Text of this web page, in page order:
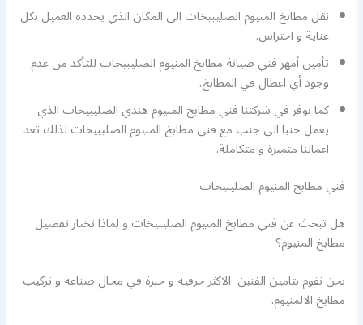
نقل مطابخ المنيوم الصليبيخات الى المكان الذي يحدده العميل بكل
عناية و احتراس.
تأمين أمهر فني صيانة مطابخ المنيوم الصليبيخات للتأكد من عدم
وجود أي اعطال في المطابخ.
كما نوفر في شركتنا فني مطابخ المنيوم هندي الصليبيخات الذي
يعمل جنبا الى جنب مع فني مطابخ المنيوم الصليبيخات لذلك تعد
اعمالنا متميزة و متكاملة.
فني مطابخ المنيوم الصليبيخات
هل تبحث عن فني مطابخ المنيوم الصليبيخات و لماذا تختار تفصيل
مطابخ المنيوم؟
نحن نقوم بتامين الفنين الاكثر حرفية و خبرة في مجال صناعة و تركيب
مطابخ الالمنيوم.